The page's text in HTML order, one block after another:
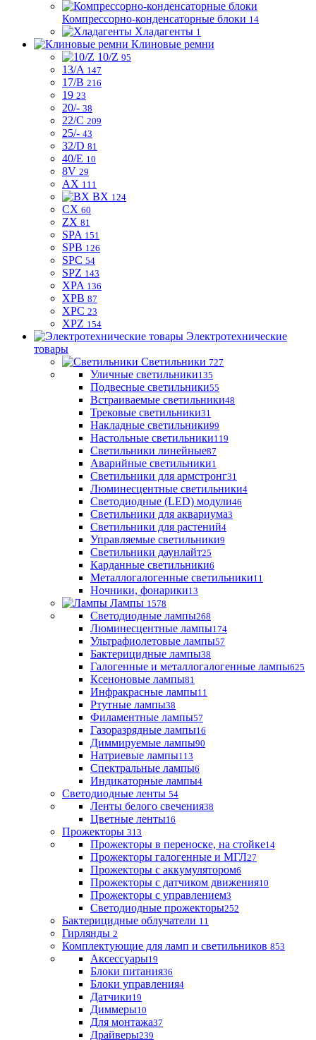
Компрессорно-конденсаторные блоки 14
Хладагенты 1
Клиновые ремни
10/Z 95
13/A 147
17/B 216
19 23
20/- 38
22/C 209
25/- 43
32/D 81
40/E 10
8V 29
AX 111
BX 124
CX 60
ZX 81
SPA 151
SPB 126
SPC 54
SPZ 143
XPA 136
XPB 87
XPC 23
XPZ 154
Электротехнические
товары
Светильники 727
Уличные светильники135
Подвесные светильники55
Встраиваемые светильники48
Трековые светильники31
Накладные светильники99
Настольные светильники119
Светильники линейные87
Аварийные светильники1
Светильники для армстронг31
Люминесцентные светильники4
Светодиодные (LED) модули46
Светильники для аквариума3
Светильники для растений4
Управляемые светильники9
Светильники даунлайт25
Карданные светильники6
Металлогалогенные светильники11
Ночники, фонарики13
Лампы 1578
Светодиодные лампы268
Люминесцентные лампы174
Ультрафиолетовые лампы57
Бактерицидные лампы38
Галогенные и металлогалогенные лампы625
Ксеноновые лампы81
Инфракрасные лампы11
Ртутные лампы38
Филаментные лампы57
Газоразрядные лампы16
Диммируемые лампы90
Натриевые лампы113
Спектральные лампы6
Индикаторные лампы4
Светодиодные ленты 54
Ленты белого свечения38
Цветные ленты16
Прожекторы 313
Прожекторы в переноске, на стойке14
Прожекторы галогенные и МГЛ27
Прожекторы с аккумулятором6
Прожекторы с датчиком движения10
Прожекторы с управлением3
Светодиодные прожекторы252
Бактерицидные облучатели 11
Гирлянды 2
Комплектующие для ламп и светильников 853
Аксессуары19
Блоки питания36
Блоки управления4
Датчики19
Диммеры10
Для монтажа37
Драйверы239